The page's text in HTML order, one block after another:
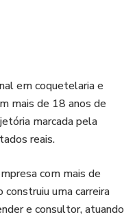
em coquetelaria e
mais de 18 anos de
marcada pela
reais.
com mais de
uma carreira
e consultor, atuando